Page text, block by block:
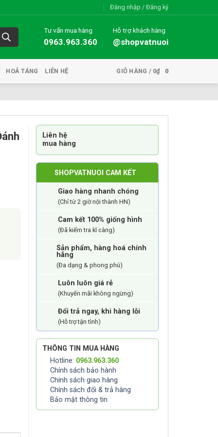
Đăng nhập / Đăng ký
Tư vấn mua hàng
0963.963.360
Hỗ trợ khách hàng
@shopvatnuoi
HOẢ TÁNG LIÊN HỆ GIỎ HÀNG / 0₫ 0
Liên hệ
mua hàng
SHOPVATNUOI CAM KẾT
Giao hàng nhanh chóng
(Chỉ từ 2 giờ nội thành HN)
Cam kết 100% giống hình
(Đã kiểm tra kĩ càng)
Sản phẩm, hàng hoá chính
hãng
(Đa dạng & phong phú)
Luôn luôn giá rẻ
(Khuyến mãi không ngừng)
Đổi trả ngay, khi hàng lỗi
(Hỗ trợ tận tình)
THÔNG TIN MUA HÀNG
Hotline: 0963.963.360
Chính sách bảo hành
Chính sách giao hàng
Chính sách đổi & trả hàng
Bảo mật thông tin